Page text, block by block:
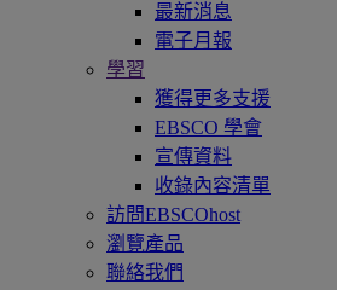
最新消息
電子月報
學習
獲得更多支援
EBSCO 學會
宣傳資料
收錄內容清單
訪問EBSCOhost
瀏覽產品
聯絡我們